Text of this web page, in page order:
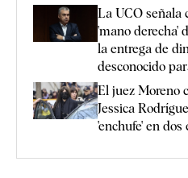
La UCO señala
'mano derecha'
la entrega de
desconocido
El juez Moreno
Jessica
'enchufe' en